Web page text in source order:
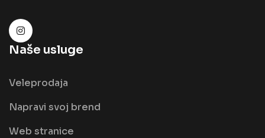
Naše usluge
Veleprodaja
Napravi svoj brend
Web stranice